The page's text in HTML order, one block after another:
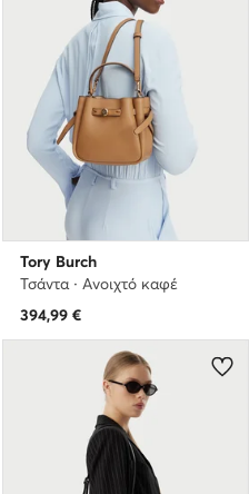
Tory Burch
Τσάντα · Ανοιχτό καφέ
394,99 €